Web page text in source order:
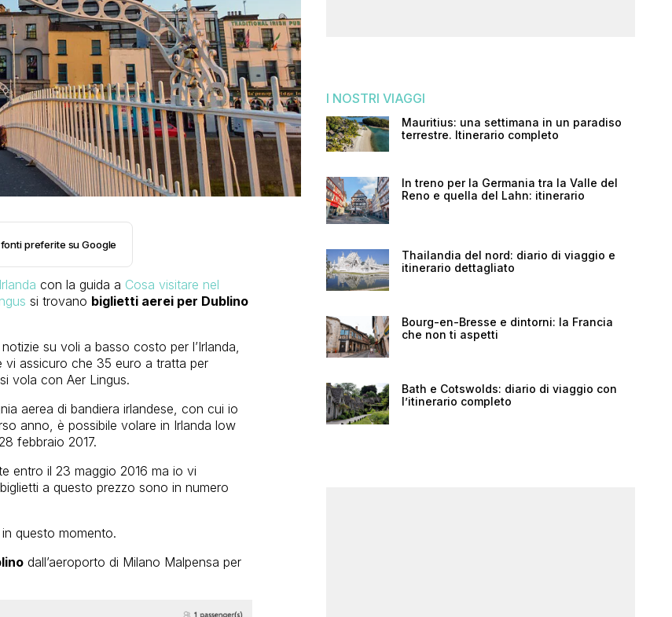
preferite su Google
con la guida a Cosa visitare nel
si trovano biglietti aerei per Dublino
su voli a basso costo per l’Irlanda,
assicuro che 35 euro a tratta per
vola con Aer Lingus.
aerea di bandiera irlandese, con cui io
anno, è possibile volare in Irlanda low
febbraio 2017.
entro il 23 maggio 2016 ma io vi
a questo prezzo sono in numero
questo momento.
dall’aeroporto di Milano Malpensa per
I NOSTRI VIAGGI
Mauritius: una settimana in un paradiso
terrestre. Itinerario completo
In treno per la Germania tra la Valle del
Reno e quella del Lahn: itinerario
Thailandia del nord: diario di viaggio e
itinerario dettagliato
Bourg-en-Bresse e dintorni: la Francia
che non ti aspetti
Bath e Cotswolds: diario di viaggio con
l’itinerario completo